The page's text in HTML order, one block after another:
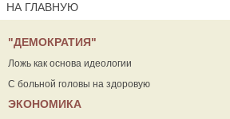
НА ГЛАВНУЮ
"ДЕМОКРАТИЯ"
Ложь как основа идеологии
С больной головы на здоровую
ЭКОНОМИКА